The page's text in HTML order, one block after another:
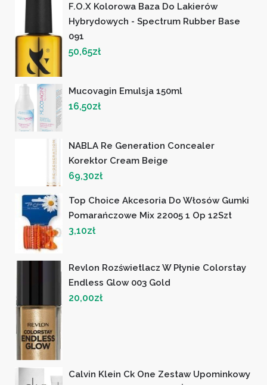
F.O.X Kolorowa Baza Do Lakierów
Hybrydowych - Spectrum Rubber Base
091
50,65zł
Mucovagin Emulsja 150ml
16,50zł
NABLA Re Generation Concealer
Korektor Cream Beige
69,30zł
Top Choice Akcesoria Do Włosów Gumki
Pomarańczowe Mix 22005 1 Op 12Szt
3,10zł
Revlon Rozświetlacz W Płynie Colorstay
Endless Glow 003 Gold
20,00zł
Calvin Klein Ck One Zestaw Upominkowy